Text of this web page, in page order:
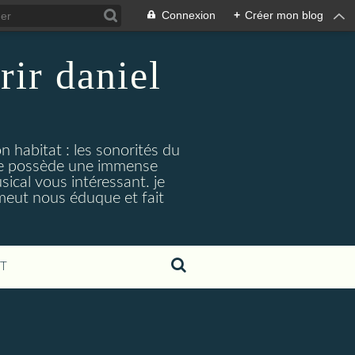
Connexion + Créer mon blog
daniel
habitat : les sonorités du
possède une immense
vous intéressant. je
nous éduque et fait